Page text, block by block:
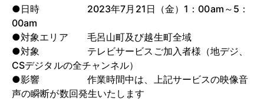
●日時 2023年7月21日（金）1：00am～5：
00am
●対象エリア 毛呂山町及び越生町全域
●対象 テレビサービスご加入者様（地デジ、
CSデジタルの全チャンネル）
●影響 作業時間中は、上記サービスの映像音
声の瞬断が数回発生いたします